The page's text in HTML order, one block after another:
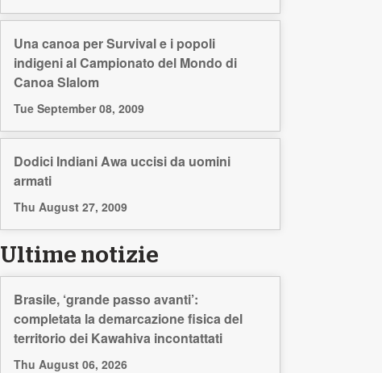
Una canoa per Survival e i popoli
indigeni al Campionato del Mondo di
Canoa Slalom
Tue September 08, 2009
Dodici Indiani Awa uccisi da uomini
armati
Thu August 27, 2009
Ultime notizie
Brasile, ‘grande passo avanti’:
completata la demarcazione fisica del
territorio dei Kawahiva incontattati
Thu August 06, 2026